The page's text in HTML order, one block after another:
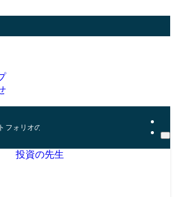
ォリオの組み方とリスク管理の秘訣
投資の先生